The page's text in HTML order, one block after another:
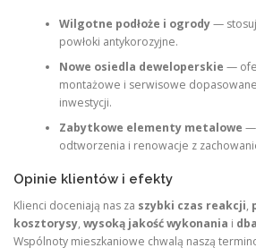
Wilgotne podłoże i ogrody—
powłoki antykorozyjne.
Nowe osiedla deweloperskie —
montażowe i serwisowe
inwestycji.
Zabytkowe elementy metalowe —
odtworzenia i renowacje z
Opinie klientów i efekty
Klienci doceniają nas za szybki czas reakcji,
kosztorysy, wysoką jakość wykonania i
Wspólnoty mieszkaniowe chwalą naszą